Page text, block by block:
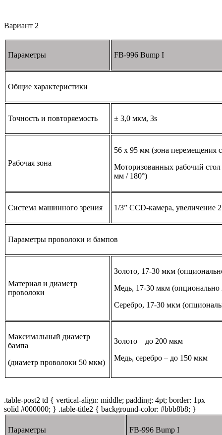
Вариант 2
Параметры FB-996 Bump I
Общие характеристики
Точность и повторяемость ± 3,0 мкм, 3s
Рабочая зона
56 х 95 мм (зона перемещения
Моторизованных рабочий
мм / 180°)
Система машинного зрения 1/3” CCD-камера, увеличение
Параметры проволоки и бампов
Материал и диаметр
проволоки
Золото, 17-30 мкм
Медь, 17-30 мкм (опционально
Серебро, 17-30 мкм
Максимальный диаметр
бампа
(диаметр проволоки 50 мкм)
Золото – до 200 мкм
Медь, серебро – до 150 мкм
.table-post2 td { vertical-align: middle; padding: 4pt; border: 1px
solid #000000; } .table-title2 { background-color: #bbb8b8; }
Параметры FB-996 Bump I